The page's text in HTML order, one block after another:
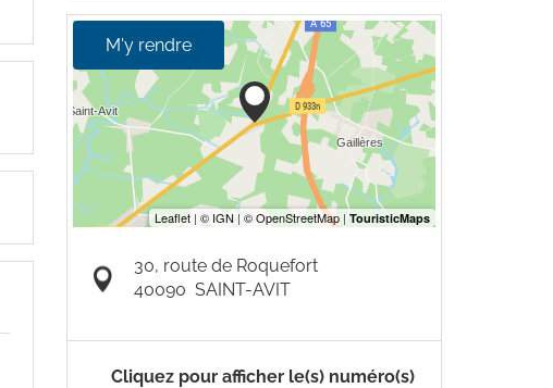
M'y rendre
30, route de Roquefort
40090 SAINT-AVIT
Cliquez pour afficher le(s) numéro(s)